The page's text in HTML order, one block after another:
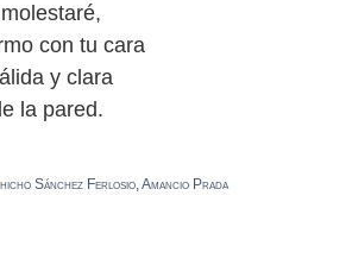
con tu cara
y clara
la pared.
Sánchez Ferlosio, Amancio Prada